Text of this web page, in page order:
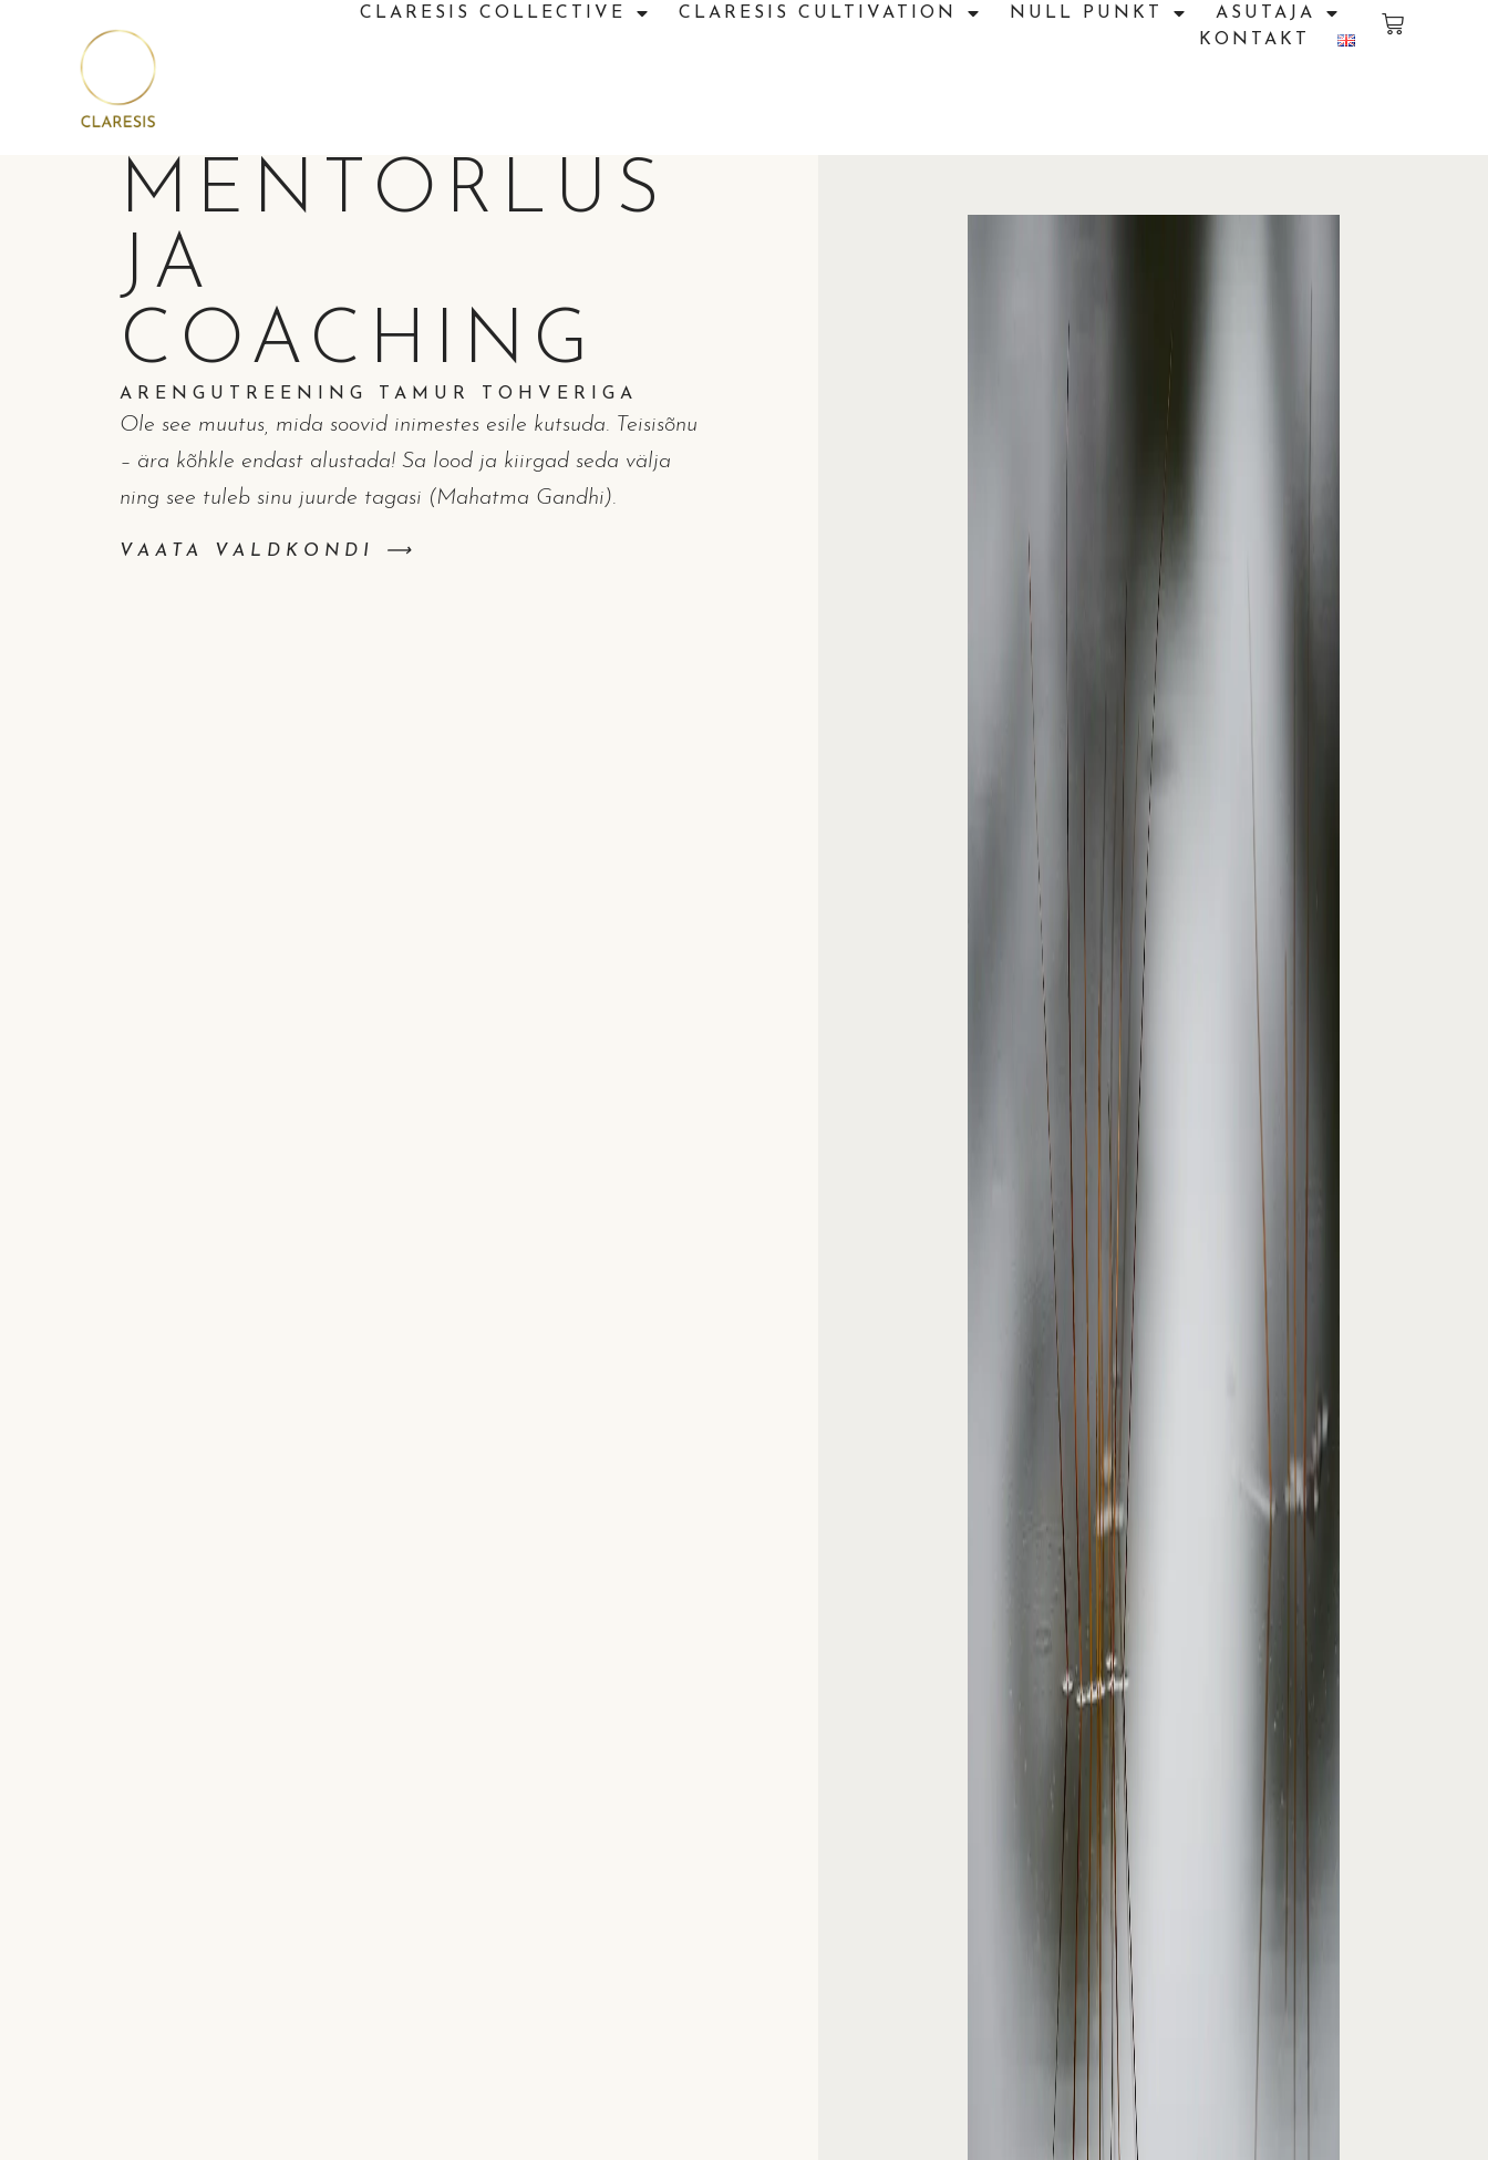
CLARESIS COLLECTIVE CLARESIS CULTIVATION NULL PUNKT
ASUTAJA
KONTAKT
MENTORLUS
JA
COACHING
ARENGUTREENING TAMUR TOHVERIGA
Ole see muutus, mida soovid inimestes esile kutsuda. Teisisõnu
– ära kõhkle endast alustada! Sa lood ja kiirgad seda välja
ning see tuleb sinu juurde tagasi (Mahatma Gandhi).
VAATA VALDKONDI ⟶